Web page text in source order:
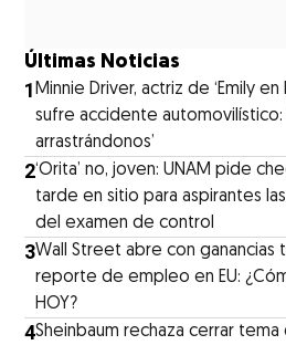
Últimas Noticias
1Minnie Driver, actriz de ‘Emily en
sufre accidente automovilístico:
arrastrándonos’
2‘Orita’ no, joven: UNAM pide
tarde en sitio para aspirantes
del examen de control
3Wall Street abre con ganancias
reporte de empleo en EU:
HOY?
4Sheinbaum rechaza cerrar tema